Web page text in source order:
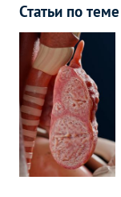
Статьи по теме